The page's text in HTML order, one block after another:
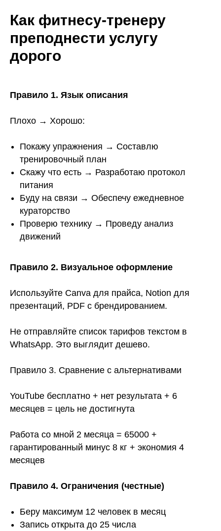
Как фитнесу-тренеру
преподнести услугу
дорого
Правило 1. Язык описания
Плохо → Хорошо:
Покажу упражнения → Составлю
тренировочный план
Скажу что есть → Разработаю протокол
питания
Буду на связи → Обеспечу ежедневное
кураторство
Проверю технику → Проведу анализ
движений
Правило 2. Визуальное оформление
Используйте Canva для прайса, Notion для
презентаций, PDF с брендированием.
Не отправляйте список тарифов текстом в
WhatsApp. Это выглядит дешево.
Правило 3. Сравнение с альтернативами
YouTube бесплатно + нет результата + 6
месяцев = цель не достигнута
Работа со мной 2 месяца = 65000 +
гарантированный минус 8 кг + экономия 4
месяцев
Правило 4. Ограничения (честные)
Беру максимум 12 человек в месяц
Запись открыта до 25 числа